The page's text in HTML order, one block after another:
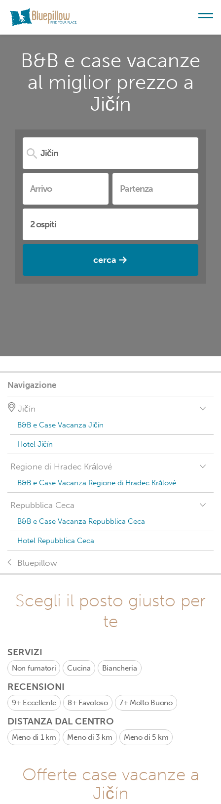
B&B e case vacanze
al miglior prezzo a
Jičín
cerca
Navigazione
Jičín
B&B e Case Vacanza Jičín
Hotel Jičín
Regione di Hradec Králové
B&B e Case Vacanza Regione di Hradec Králové
Repubblica Ceca
B&B e Case Vacanza Repubblica Ceca
Hotel Repubblica Ceca
Bluepillow
Scegli il posto giusto per
te
SERVIZI
Non fumatori Cucina Biancheria
RECENSIONI
9+ Eccellente 8+ Favoloso 7+ Molto Buono
DISTANZA DAL CENTRO
Meno di 1 km Meno di 3 km Meno di 5 km
Offerte case vacanze a
Jičín